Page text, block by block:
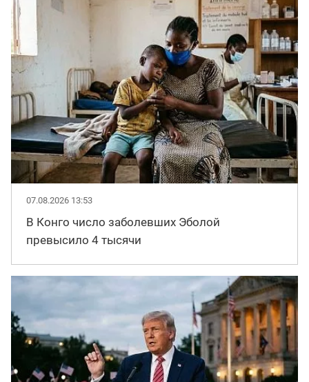
07.08.2026 13:53
В Конго число заболевших Эболой
превысило 4 тысячи